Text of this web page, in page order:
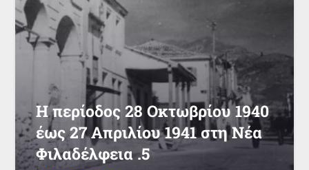
Η περίοδος 28 Οκτωβρίου 1940
έως 27 Απριλίου 1941 στη Νέα
Φιλαδέλφεια .5